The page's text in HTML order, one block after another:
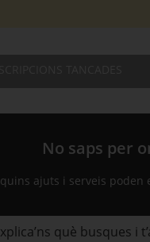
No saps per
ajuts i serveis
què busques i